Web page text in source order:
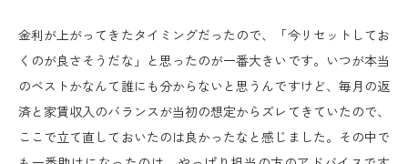
金利が上がってきたタイミングだったので、「今リセットしてお
くのが良さそうだな」と思ったのが一番大きいです。いつが本当
のベストかなんて誰にも分からないと思うんですけど、毎月の返
済と家賃収入のバランスが当初の想定からズレてきていたので、
ここで立て直しておいたのは良かったなと感じました。その中で